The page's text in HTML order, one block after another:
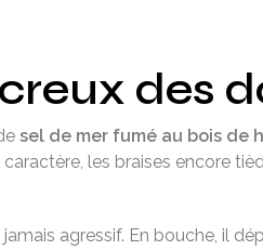
des
sel de mer fumé au bois de
les braises encore
agressif. En bouche, il